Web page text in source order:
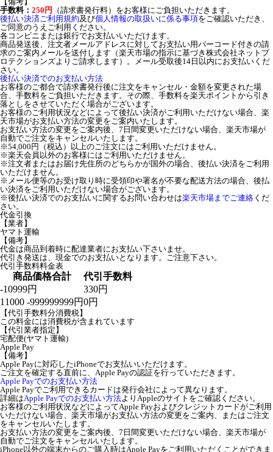
手数料： 250円 （請求書発行料）をお客様にご負担いただきます。
後払い決済ご利用規約及び個人情報の取扱いに係る事項をご確認いただき、
ご同意のうえご利用ください。
各コンビニまたは銀行でお支払いいただけます。
商品発送後、注文者メールアドレスに対してお支払い用バーコード付きの請
求のご案内メールを送付します（楽天市場の指示に基づき株式会社ネットプ
ロテクションズよりご請求します）。メール受取後14日以内にお支払いくだ
さい。
後払い決済でのお支払い方法
お客様のご都合で請求書発行後に注文をキャンセル・金額を変更された場
合、手数料をご負担いただきます。その際、手数料を楽天ポイントから引き
落としをさせていただく場合がございます。
お客様のご利用状況などによって後払い決済がご利用いただけない場合、楽
天市場がお支払い方法の変更をご案内いたします。
お支払い方法の変更をご案内後、7日間変更いただけない場合、楽天市場が
自動でご注文をキャンセルいたします。
※54,000円（税込）以上のご注文にはご利用いただけません。
※楽天会員以外のお客様にはご利用いただけません。
※注文者またはお届け先住所のどちらかが国外の場合、後払い決済をご利用
いただけません。
※メール便等のお受け取り時に受領印や署名が不要な配送方法の場合、後払
い決済をご利用いただけない場合がございます。
※後払い決済でのお支払いに関するお問い合わせは楽天市場までご連絡 くだ
さい。
代金引換
【業者】
ヤマト運輸
【備考】
代金は商品到着時に配達業者にお支払い下さいませ。
代引き発送は、現金でのお支払いとなります。ご注意下さい。
代引手数料料金表
商品価格合計
代引手数料
-10999円
330円
11000 -999999999円0円
【代引手数料分消費税】
この料金には消費税が含まれています
【代引業者指定】
宅配便(ヤマト運輸)
Apple Pay
【備考】
Apple Payに対応したiPhoneでお支払いいただけます。
ご注文を確定する直前に、Apple Payの認証を行っていただきます。
Apple Payでのお支払い方法
Apple Payでご利用できるカードは発行会社によって異なります。
詳細はApple Payでのお支払い方法よりAppleのサイトをご確認ください。
お客様のご利用状況などによってApple Payおよびクレジットカードがご利用
いただけない場合、楽天市場がお支払い方法の変更をご案内、またはご注文
をキャンセルいたします。
お支払い方法の変更をご案内後、7日間変更いただけない場合、楽天市場が
自動でご注文をキャンセルいたします。
iPhone以外の端末からのご購入時はApple Payをご利用いただくことができま